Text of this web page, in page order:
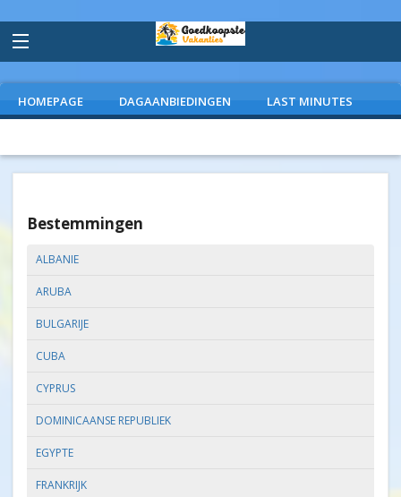
HOMEPAGE DAGAANBIEDINGEN LAST MINUTES
Bestemmingen
ALBANIE
ARUBA
BULGARIJE
CUBA
CYPRUS
DOMINICAANSE REPUBLIEK
EGYPTE
FRANKRIJK